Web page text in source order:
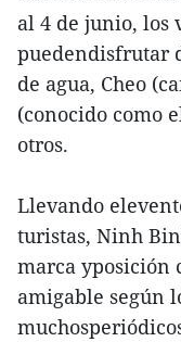
al 4 de junio, los
puedendisfrutar
de agua, Cheo
(conocido como
otros.
Llevando
turistas, Ninh
marca yposición
amigable según